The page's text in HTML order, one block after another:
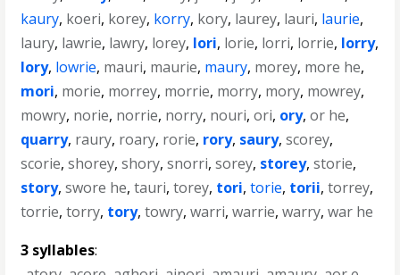
kaury, koeri, korey, korry, kory, laurey, lauri, laurie,
laury, lawrie, lawry, lorey, lori, lorie, lorri, lorrie, lorry,
lory, lowrie, mauri, maurie, maury, morey, more he,
mori, morie, morrey, morrie, morry, mory, mowrey,
mowry, norie, norrie, norry, nouri,ori, ory,or he,
quarry, raury, roary, rorie, rory, saury,scorey,
scorie,shorey,shory,snorri,sorey, storey,storie,
story,swore he,tauri,torey, tori,torie, torii,torrey,
torrie,torry, tory,towry,warri,warrie,warry,war he
3 syllables: